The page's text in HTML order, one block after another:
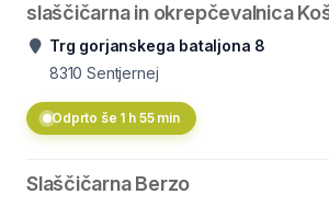
slaščičarna in okrepčevalnica
Trg gorjanskega bataljona 8
8310 Sentjernej
Odprto še 1 h 55 min
Slaščičarna Berzo